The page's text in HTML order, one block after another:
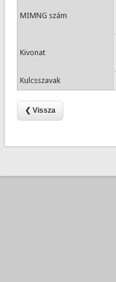
MIMNG szám
Kivonat
Kulcsszavak